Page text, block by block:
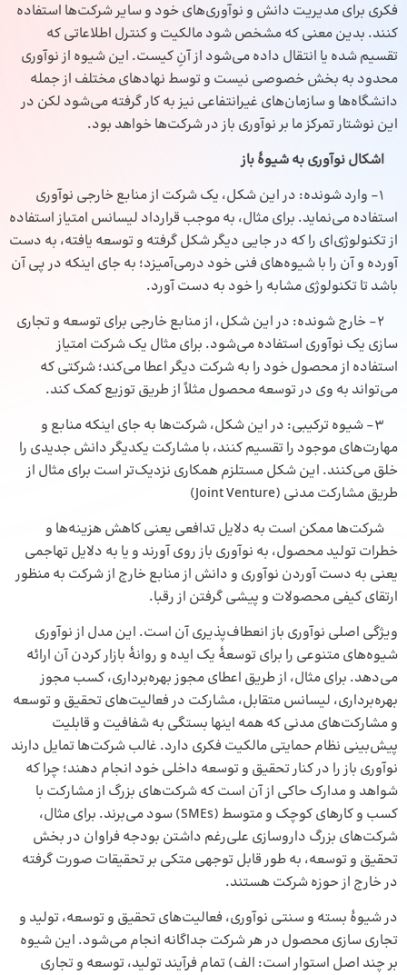
فکری برای مدیریت دانش و نوآوری‌های خود و سایر شرکت‌ها استفاده
کنند. بدین معنی که مشخص شود مالکیت و کنترل اطلاعاتی که
تقسیم شده یا انتقال داده می‌شود از آنِ کیست. این شیوه از نوآوری
محدود به بخش خصوصی نیست و توسط نهادهای مختلف از جمله
دانشگاه‌ها و سازمان‌های غیرانتفاعی نیز به کار گرفته می‌شود لکن در
این نوشتار تمرکز ما بر نوآوری باز در شرکت‌ها خواهد بود.
اشکال نوآوری به شیوهٔ باز
۱- وارد شونده: در این شکل، یک شرکت از منابع خارجی نوآوری
استفاده می‌نماید. برای مثال، به موجب قرارداد لیسانس امتیاز استفاده
از تکنولوژی‌ای را که در جایی دیگر شکل گرفته و توسعه یافته، به دست
آورده و آن را با شیوه‌های فنی خود درمی‌آمیزد؛ به جای اینکه در پی آن
باشد تا تکنولوژی مشابه را خود به دست آورد.
۲- خارج شونده: در این شکل، از منابع خارجی برای توسعه و تجاری
سازی یک نوآوری استفاده می‌شود. برای مثال یک شرکت امتیاز
استفاده از محصول خود را به شرکت دیگر اعطا می‌کند؛ شرکتی که
می‌تواند به وی در توسعه محصول مثلاً از طریق توزیع کمک کند.
۳- شیوه ترکیبی: در این شکل، شرکت‌ها به جای اینکه منابع و
مهارت‌های موجود را تقسیم کنند، با مشارکت یکدیگر دانش جدیدی را
خلق می‌کنند. این شکل مستلزم همکاری نزدیک‌تر است برای مثال از
طریق مشارکت مدنی (Joint Venture)
شرکت‌ها ممکن است به دلایل تدافعی یعنی کاهش هزینه‌ها و
خطرات تولید محصول، به نوآوری باز روی آورند و یا به دلایل تهاجمی
یعنی به دست آوردن نوآوری و دانش از منابع خارج از شرکت به منظور
ارتقای کیفی محصولات و پیشی گرفتن از رقبا.
ویژگی اصلی نوآوری باز انعطاف‌پذیری آن است. این مدل از نوآوری
شیوه‌های متنوعی را برای توسعهٔ یک ایده و روانهٔ بازار کردن آن ارائه
می‌دهد. برای مثال، از طریق اعطای مجوز بهره‌برداری، کسب مجوز
بهره‌برداری، لیسانس متقابل، مشارکت در فعالیت‌های تحقیق و توسعه
و مشارکت‌های مدنی که همه اینها بستگی به شفافیت و قابلیت
پیش‌بینی نظام حمایتی مالکیت فکری دارد. غالب شرکت‌ها تمایل دارند
نوآوری باز را در کنار تحقیق و توسعه داخلی خود انجام دهند؛ چرا که
شواهد و مدارک حاکی از آن است که شرکت‌های بزرگ از مشارکت با
کسب و کارهای کوچک و متوسط (SMEs) سود می‌برند. برای مثال،
شرکت‌های بزرگ داروسازی علی‌رغم داشتن بودجه فراوان در بخش
تحقیق و توسعه، به طور قابل توجهی متکی بر تحقیقات صورت گرفته
در خارج از حوزه شرکت هستند.
در شیوهٔ بسته و سنتی نوآوری، فعالیت‌های تحقیق و توسعه، تولید و
تجاری سازی محصول در هر شرکت جداگانه انجام می‌شود. این شیوه
بر چند اصل استوار است: الف) تمام فرآیند تولید، توسعه و تجاری